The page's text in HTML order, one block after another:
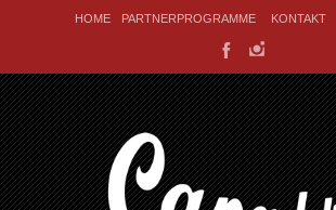
HOME PARTNERPROGRAMME KONTAKT